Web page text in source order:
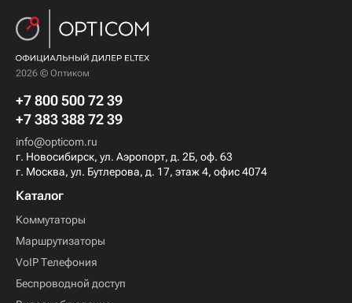
2026 © Оптиком
+7 800 500 72 39
+7 383 388 72 39
info@opticom.ru
г. Новосибирск, ул. Аэропорт, д. 2Б, оф. 63
г. Москва, ул. Бутлерова, д. 17, этаж 4, офис 4074
Каталог
Коммутаторы
Маршрутизаторы
VoIP Телефония
Беспроводной доступ